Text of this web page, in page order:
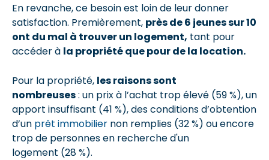
En revanche, ce besoin est loin de leur donner
satisfaction. Premièrement, près de 6 jeunes sur 10
ont du mal à trouver un logement, tant pour
accéder à la propriété que pour de la location.
Pour la propriété, les raisons sont
nombreuses: un prix à l’achat trop élevé (59 %), un
apport insuffisant (41 %), des conditions d’obtention
d’un prêt immobilier non remplies (32 %) ou encore
trop de personnes en recherche d'un
logement (28 %).